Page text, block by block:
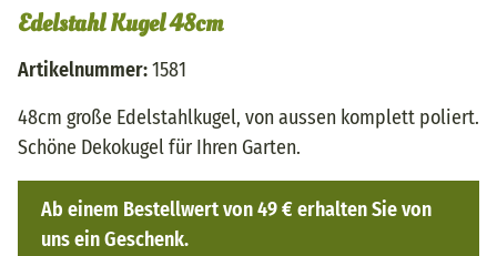
Edelstahl Kugel 48cm
Artikelnummer:1581
48cm große Edelstahlkugel, von aussen komplett poliert.
Schöne Dekokugel für Ihren Garten.
Ab einem Bestellwert von 49 € erhalten Sie von
uns ein Geschenk.